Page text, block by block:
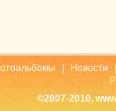
Новости
©2007-2010,